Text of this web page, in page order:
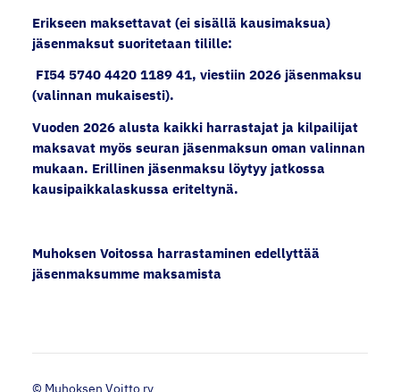
Erikseen maksettavat (ei sisällä kausimaksua)
jäsenmaksut suoritetaan tilille:
FI54 5740 4420 1189 41, viestiin 2026 jäsenmaksu
(valinnan mukaisesti).
Vuoden 2026 alusta kaikki harrastajat ja kilpailijat
maksavat myös seuran jäsenmaksun oman valinnan
mukaan. Erillinen jäsenmaksu löytyy jatkossa
kausipaikkalaskussa eriteltynä.
Muhoksen Voitossa harrastaminen edellyttää
jäsenmaksumme maksamista
© Muhoksen Voitto ry